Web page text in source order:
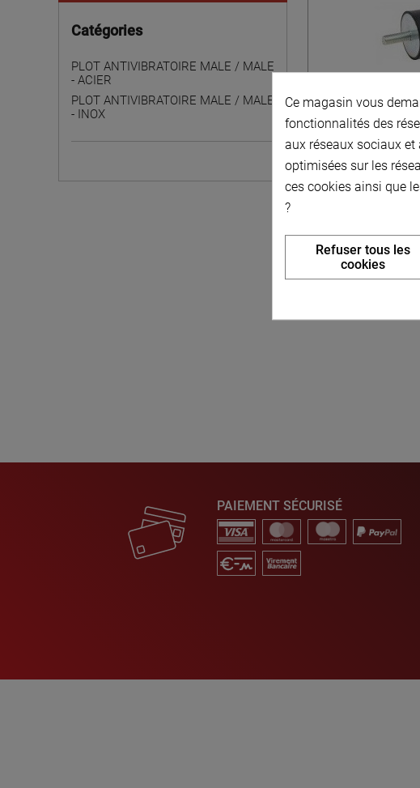
Catégories
PLOT ANTIVIBRATOIRE MALE / MALE
- ACIER
PLOT ANTIVIBRATOIRE MALE / MALE
- INOX
PLOTS
MALE
À
Choisir
PAIEMENT SÉCURISÉ
Ce magasin vous
fonctionnalités des
aux réseaux sociaux
optimisées sur les
ces cookies ainsi que
?
Refuser tous les
cookies